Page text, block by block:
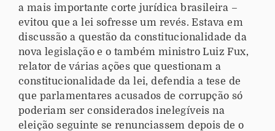
a mais importante corte jurídica brasileira –
evitou que a lei sofresse um revés. Estava em
discussão a questão da constitucionalidade da
nova legislação e o também ministro Luiz Fux,
relator de várias ações que questionam a
constitucionalidade da lei, defendia a tese de
que parlamentares acusados de corrupção só
poderiam ser considerados inelegíveis na
eleição seguinte se renunciassem depois de o